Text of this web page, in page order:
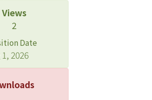
Views
2
Date
2026